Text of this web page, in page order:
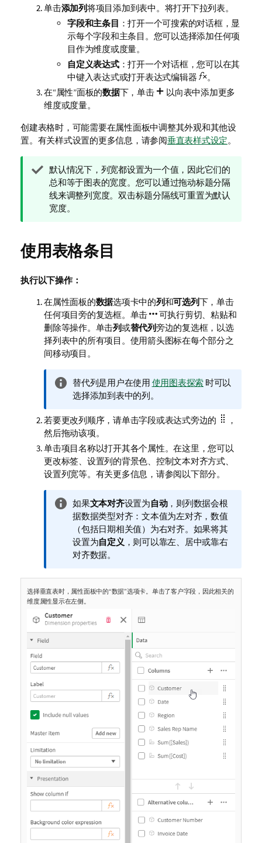
单击添加列将项目添加到表中。将打开下拉列表。
字段和主条目 ：打开一个可搜索的对话框，显
示每个字段和主条目。您可以选择添加任何项
目作为维度或度量。
自定义表达式：打开一个对话框，您可以在其
中键入表达式或打开表达式编辑器
。
在“属性”面板的数据下，单击
以向表中添加更多
维度或度量。
创建表格时，可能需要在属性面板中调整其外观和其他设
置。 有关样式设置的更多信息，请参阅垂直表样式设定。
提
示
注
释
默认情况下，列宽都设置为一个值，因此它们的
总和等于图表的宽度。您可以通过拖动标题分隔
线来调整列宽度。双击标题分隔线可重置为默认
宽度。
使用表格条目
执行以下操作：
在属性面板的数据选项卡中的列和可选列下，单击
任何项目旁的复选框。单击
可执行剪切、粘贴和
删除等操作。单击列或替代列旁边的复选框，以选
择列表中的所有项目。使用箭头图标在每个部分之
间移动项目。
信
息
释
替代列是用户在使用 使用图表探索 时可以
选择添加到表中的列。
若要更改列顺序，请单击字段或表达式旁边的
，
然后拖动该项。
单击项目名称以打开其各个属性。在这里，您可以
更改标签、设置列的背景色、控制文本对齐方式、
设置列宽等。 有关更多信息，请参阅以下部分。
信
息
注
释
如果文本对齐设置为自动，则列数据会根
据数据类型对齐：文本值为左对齐，数值
（包括日期相关值）为右对齐。如果将其
设置为自定义 ，则可以靠左、居中或靠右
对齐数据。
选择垂直表时，属性面板中的“数据”选项卡。单击了客户字段，因此相关的
维度属性显示在左侧。